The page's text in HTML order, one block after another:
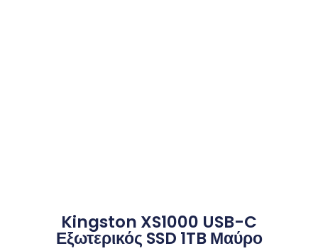
Kingston XS1000 USB-C
Εξωτερικός SSD 1TB Μαύρο